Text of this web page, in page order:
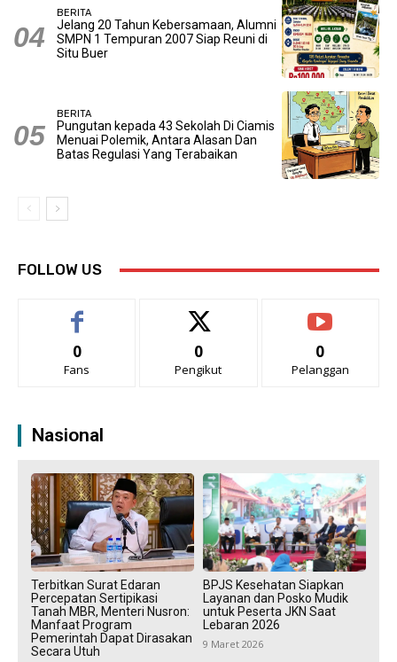
BERITA
Jelang 20 Tahun Kebersamaan, Alumni
SMPN 1 Tempuran 2007 Siap Reuni di
Situ Buer
BERITA
Pungutan kepada 43 Sekolah Di Ciamis
Menuai Polemik, Antara Alasan Dan
Batas Regulasi Yang Terabaikan
FOLLOW US
0
Fans
0
Pengikut
0
Pelanggan
Nasional
Terbitkan Surat Edaran
Percepatan Sertipikasi
Tanah MBR, Menteri Nusron:
Manfaat Program
Pemerintah Dapat Dirasakan
Secara Utuh
BPJS Kesehatan Siapkan
Layanan dan Posko Mudik
untuk Peserta JKN Saat
Lebaran 2026
9 Maret 2026